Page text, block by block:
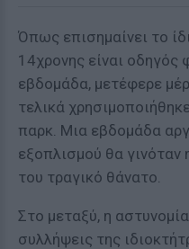
Όπως επισημαίνει το
14χρονης είναι οδηγός
εβδομάδα, μετέφερε
τελικά
παρκ. Μια εβδομάδα
εξοπλισμού θα γινόταν
του τραγικό θάνατο.
Στο μεταξύ, η
συλλήψεις της